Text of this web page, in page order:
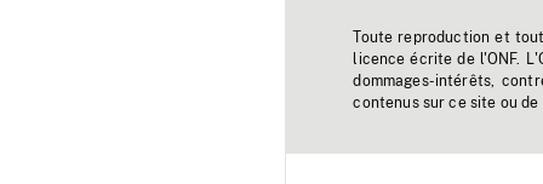
Toute reproduction et
licence écrite de l'ONF.
dommages-intérêts,
contenus sur ce site ou